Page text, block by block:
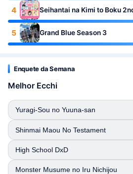
4 Seihantai na Kimi to Boku
5 Grand Blue Season 3
Enquete da Semana
Melhor Ecchi
Yuragi-Sou no Yuuna-san
Shinmai Maou No Testament
High School DxD
Monster Musume no Iru Nichijou